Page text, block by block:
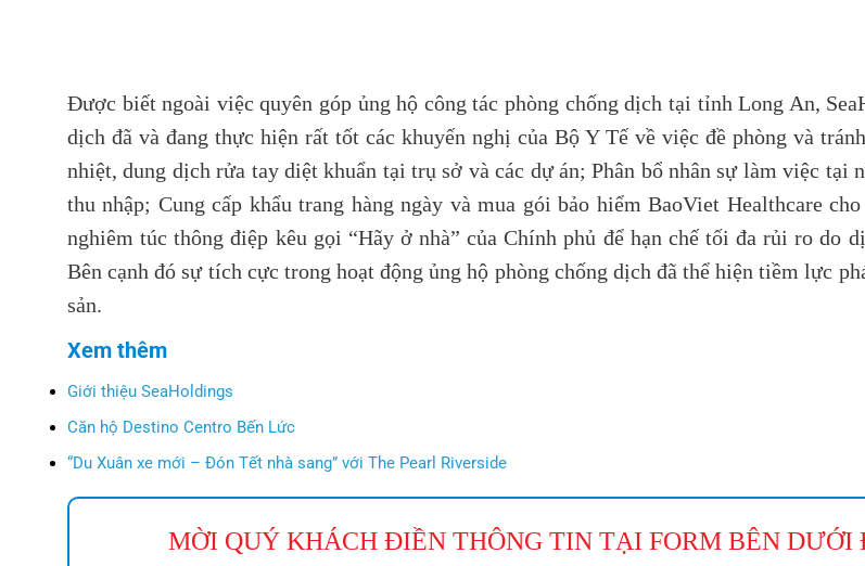
Được biết ngoài việc quyên góp ủng hộ công tác phòng chống dịch tại tỉnh Long An,
dịch đã và đang thực hiện rất tốt các khuyến nghị của Bộ Y Tế về việc đề phòng và
nhiệt, dung dịch rửa tay diệt khuẩn tại trụ sở và các dự án; Phân bổ nhân sự làm việc tại
thu nhập; Cung cấp khẩu trang hàng ngày và mua gói bảo hiểm BaoViet Healthcare
nghiêm túc thông điệp kêu gọi “Hãy ở nhà” của Chính phủ để hạn chế tối đa rủi ro do
Bên cạnh đó sự tích cực trong hoạt động ủng hộ phòng chống dịch đã thể hiện tiềm lực
sản.
Xem thêm
Giới thiệu SeaHoldings
Căn hộ Destino Centro Bến Lức
“Du Xuân xe mới – Đón Tết nhà sang” với The Pearl Riverside
MỜI QUÝ KHÁCH ĐIỀN THÔNG TIN TẠI FORM BÊN